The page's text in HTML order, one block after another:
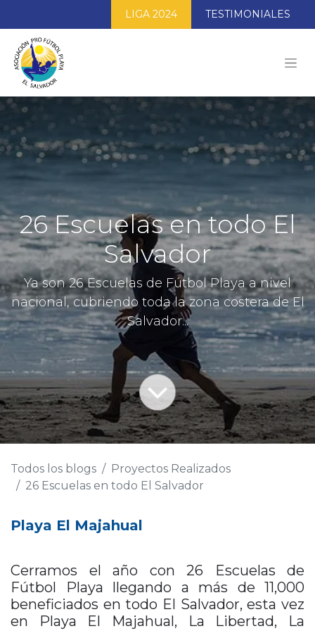
LIGA 2024 TESTIMONIALES
26 Escuelas en todo El
Salvador
Ya son 26 Escuelas de Fútbol Playa a nivel
nacional, cubriendo toda la zona costera de El
Salvador...
Todos los blogs
Proyectos Realizados
26 Escuelas en todo El Salvador
Playa El Majahual
Cerramos el año con 26 Escuelas de
Fútbol Playa llegando a más de 11,000
beneficiados en todo El Salvador, esta vez
en Playa El Majahual, La Libertad, La